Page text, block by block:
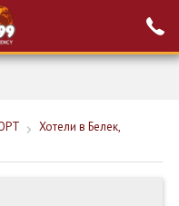
Хотели в Белек,